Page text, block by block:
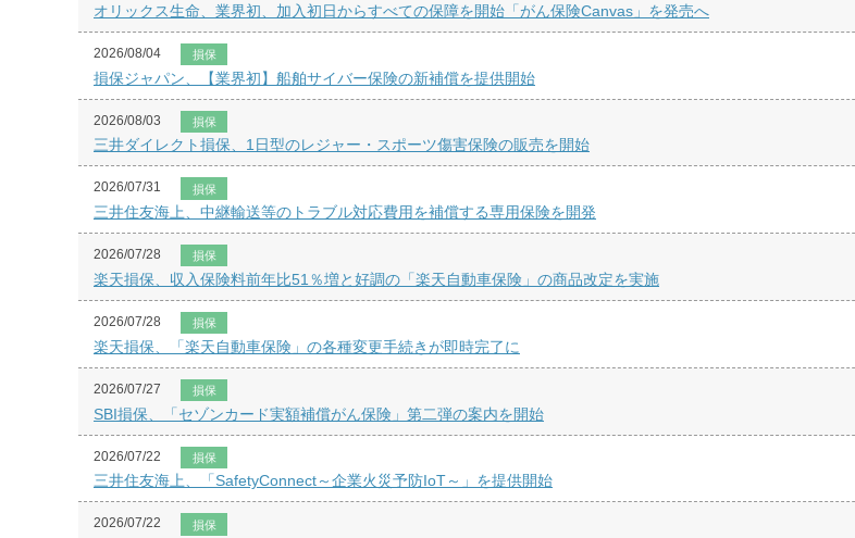
オリックス生命、業界初、加入初日からすべての保障を開始「がん保険Canvas」を発売へ
2026/08/04 損保
損保ジャパン、【業界初】船舶サイバー保険の新補償を提供開始
2026/08/03 損保
三井ダイレクト損保、1日型のレジャー・スポーツ傷害保険の販売を開始
2026/07/31 損保
三井住友海上、中継輸送等のトラブル対応費用を補償する専用保険を開発
2026/07/28 損保
楽天損保、収入保険料前年比51％増と好調の「楽天自動車保険」の商品改定を実施
2026/07/28 損保
楽天損保、「楽天自動車保険」の各種変更手続きが即時完了に
2026/07/27 損保
SBI損保、「セゾンカード実額補償がん保険」第二弾の案内を開始
2026/07/22 損保
三井住友海上、「SafetyConnect～企業火災予防IoT～」を提供開始
2026/07/22 損保